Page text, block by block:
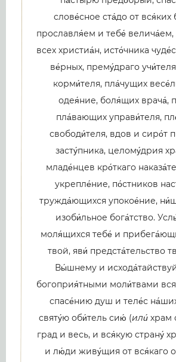
слове́сное ста́до от вся́ких
прославля́ем и тебе́
всех христиа́н, исто́чника
ве́рных, прему́драго
корми́теля, пла́чущих
одея́ние, боля́щих врача́,
пла́вающих управи́теля,
свободи́теля, вдов и сиро́т
засту́пника, целому́дрия
младе́нцев кро́ткаго
укрепле́ние, по́стников
тружда́ющихся упокое́ние,
изоби́льное бога́тство.
моля́щихся тебе́ и
твой, яви́ предста́тельство
Вы́шнему и
богоприя́тными моли́твами
спасе́нию душ и теле́с
святу́ю оби́тель сию́ (или́храм
град и весь, и вся́кую страну́
и лю́ди живу́щия от вся́каго